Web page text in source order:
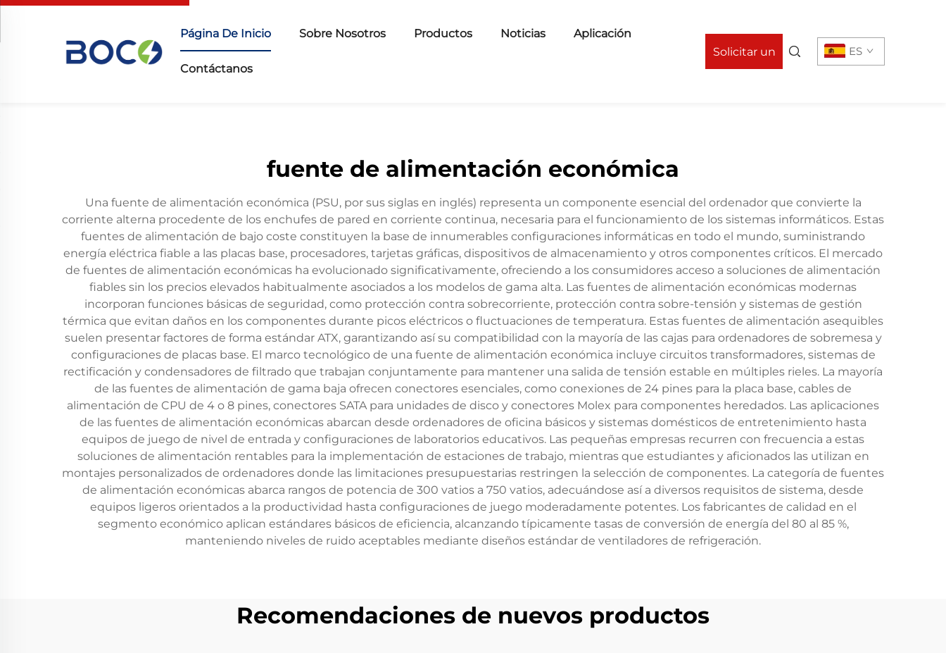
Página De Inicio Sobre Nosotros Productos Noticias Aplicación
Contáctanos
Solicitar un ES
fuente de alimentación económica
Una fuente de alimentación económica (PSU, por sus siglas en inglés) representa un componente esencial del ordenador que convierte la
corriente alterna procedente de los enchufes de pared en corriente continua, necesaria para el funcionamiento de los sistemas informáticos. Estas
fuentes de alimentación de bajo coste constituyen la base de innumerables configuraciones informáticas en todo el mundo, suministrando
energía eléctrica fiable a las placas base, procesadores, tarjetas gráficas, dispositivos de almacenamiento y otros componentes críticos. El mercado
de fuentes de alimentación económicas ha evolucionado significativamente, ofreciendo a los consumidores acceso a soluciones de alimentación
fiables sin los precios elevados habitualmente asociados a los modelos de gama alta. Las fuentes de alimentación económicas modernas
incorporan funciones básicas de seguridad, como protección contra sobrecorriente, protección contra sobre-tensión y sistemas de gestión
térmica que evitan daños en los componentes durante picos eléctricos o fluctuaciones de temperatura. Estas fuentes de alimentación asequibles
suelen presentar factores de forma estándar ATX, garantizando así su compatibilidad con la mayoría de las cajas para ordenadores de sobremesa y
configuraciones de placas base. El marco tecnológico de una fuente de alimentación económica incluye circuitos transformadores, sistemas de
rectificación y condensadores de filtrado que trabajan conjuntamente para mantener una salida de tensión estable en múltiples rieles. La mayoría
de las fuentes de alimentación de gama baja ofrecen conectores esenciales, como conexiones de 24 pines para la placa base, cables de
alimentación de CPU de 4 o 8 pines, conectores SATA para unidades de disco y conectores Molex para componentes heredados. Las aplicaciones
de las fuentes de alimentación económicas abarcan desde ordenadores de oficina básicos y sistemas domésticos de entretenimiento hasta
equipos de juego de nivel de entrada y configuraciones de laboratorios educativos. Las pequeñas empresas recurren con frecuencia a estas
soluciones de alimentación rentables para la implementación de estaciones de trabajo, mientras que estudiantes y aficionados las utilizan en
montajes personalizados de ordenadores donde las limitaciones presupuestarias restringen la selección de componentes. La categoría de fuentes
de alimentación económicas abarca rangos de potencia de 300 vatios a 750 vatios, adecuándose así a diversos requisitos de sistema, desde
equipos ligeros orientados a la productividad hasta configuraciones de juego moderadamente potentes. Los fabricantes de calidad en el
segmento económico aplican estándares básicos de eficiencia, alcanzando típicamente tasas de conversión de energía del 80 al 85 %,
manteniendo niveles de ruido aceptables mediante diseños estándar de ventiladores de refrigeración.
Recomendaciones de nuevos productos